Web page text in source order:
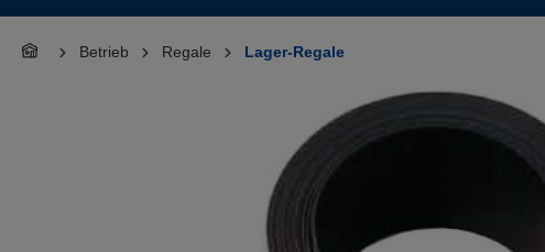
Betrieb Regale Lager-Regale